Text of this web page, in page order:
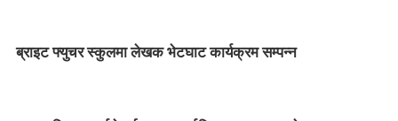
ब्राइट फ्युचर स्कुलमा लेखक भेटघाट कार्यक्रम सम्पन्न